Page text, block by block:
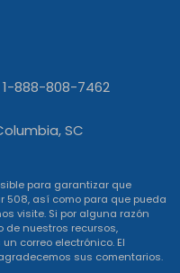
888-808-7462
SC
para garantizar que
508, así como para que pueda
visite. Si por alguna razón
nuestros recursos,
un correo electrónico. El
sus comentarios.